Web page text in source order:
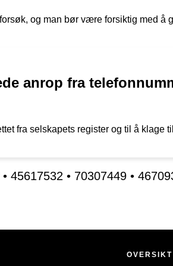
og man bør være forsiktig med å
anrop fra
fra selskapets register og til å klage til
• 45617532 • 70307449 •
OVERSIKT